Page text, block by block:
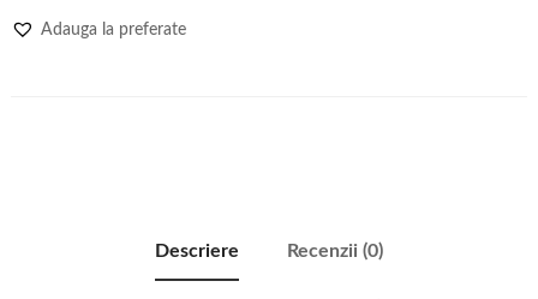
Adauga la preferate
Descriere Recenzii (0)